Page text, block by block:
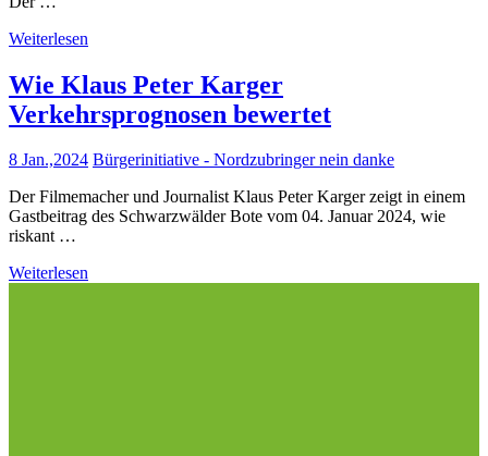
Weiterlesen
Wie Klaus Peter Karger
Verkehrsprognosen bewertet
8 Jan.,2024 Bürgerinitiative - Nordzubringer nein danke
Der Filmemacher und Journalist Klaus Peter Karger zeigt in einem
Gastbeitrag des Schwarzwälder Bote vom 04. Januar 2024, wie
riskant …
Weiterlesen